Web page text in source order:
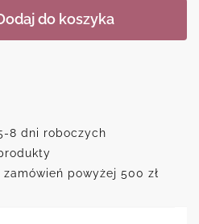
do koszyka
8 dni roboczych
powyżej 500 zł